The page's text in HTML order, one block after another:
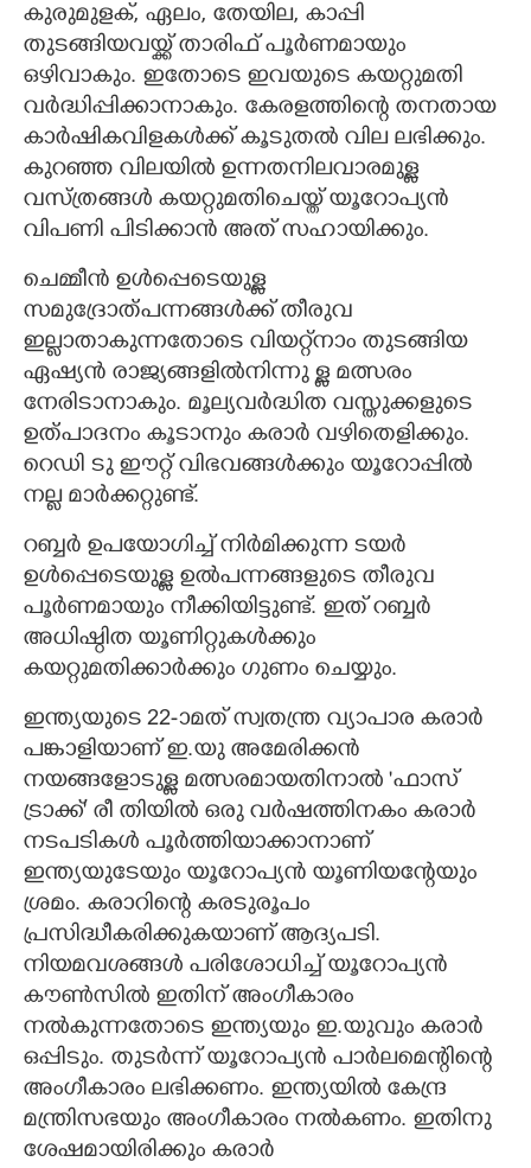
കുരുമുളക്, ഏലം, തേയില, കാപ്പി
തുടങ്ങിയവയ്ക്ക് താരിഫ് പൂർണമായും
ഒഴിവാകും. ഇതോടെ ഇവയുടെ കയറ്റുമതി
വർദ്ധിപ്പിക്കാനാകും. കേരളത്തിന്റെ തനതായ
കാർഷികവിളകൾക്ക് കൂടുതൽ വില ലഭിക്കും.
കുറഞ്ഞ വിലയിൽ ഉന്നതനിലവാരമുള്ള
വസ്ത്രങ്ങൾ കയറ്റുമതിചെയ്ത് യൂറോപ്യൻ
വിപണി പിടിക്കാൻ അത് സഹായിക്കും.
ചെമ്മീൻ ഉൾപ്പെടെയുള്ള
സമുദ്രോത്പന്നങ്ങൾക്ക് തീരുവ
ഇല്ലാതാകുന്നതോടെ വിയറ്റ്നാം തുടങ്ങിയ
ഏഷ്യൻ രാജ്യങ്ങളിൽനിന്നു ള്ള മത്സരം
നേരിടാനാകും. മൂല്യവർദ്ധിത വസ്തുക്കളുടെ
ഉത്പാദനം കൂടാനും കരാർ വഴിതെളിക്കും.
റെഡി ടു ഈറ്റ് വിഭവങ്ങൾക്കും യൂറോപ്പിൽ
നല്ല മാർക്കറ്റുണ്ട്.
റബ്ബർ ഉപയോഗിച്ച് നിർമിക്കുന്ന ടയർ
ഉൾപ്പെടെയുള്ള ഉൽപന്നങ്ങളുടെ തീരുവ
പൂർണമായും നീക്കിയിട്ടുണ്ട്. ഇത് റബ്ബർ
അധിഷ്ഠിത യൂണിറ്റുകൾക്കും
കയറ്റുമതിക്കാർക്കും ഗുണം ചെയ്യും.
ഇന്ത്യയുടെ 22-ാമത് സ്വതന്ത്ര വ്യാപാര കരാർ
പങ്കാളിയാണ് ഇ.യു അമേരിക്കൻ
നയങ്ങളോടുള്ള മത്സരമായതിനാൽ 'ഫാസ്
ട്രാക്ക്' രീ തിയിൽ ഒരു വർഷത്തിനകം കരാർ
നടപടികൾ പൂർത്തിയാക്കാനാണ്
ഇന്ത്യയുടേയും യൂറോപ്യൻ യൂണിയന്റേയും
ശ്രമം. കരാറിന്റെ കരടുരൂപം
പ്രസിദ്ധീകരിക്കുകയാണ് ആദ്യപടി.
നിയമവശങ്ങൾ പരിശോധിച്ച് യൂറോപ്യൻ
കൗൺസിൽ ഇതിന് അംഗീകാരം
നൽകുന്നതോടെ ഇന്ത്യയും ഇ.യുവും കരാർ
ഒപ്പിടും. തുടർന്ന് യൂറോപ്യൻ പാർലമെന്റിന്റെ
അംഗീകാരം ലഭിക്കണം. ഇന്ത്യയിൽ കേന്ദ്ര
മന്ത്രിസഭയും അംഗീകാരം നൽകണം. ഇതിനു
ശേഷമായിരിക്കും കരാർ